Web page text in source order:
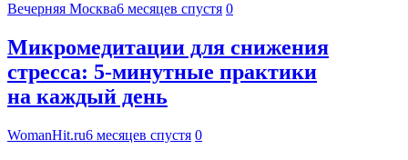
Вечерняя Москва6 месяцев спустя 0
Микромедитации для снижения
стресса: 5-минутные практики
на каждый день
WomanHit.ru6 месяцев спустя 0